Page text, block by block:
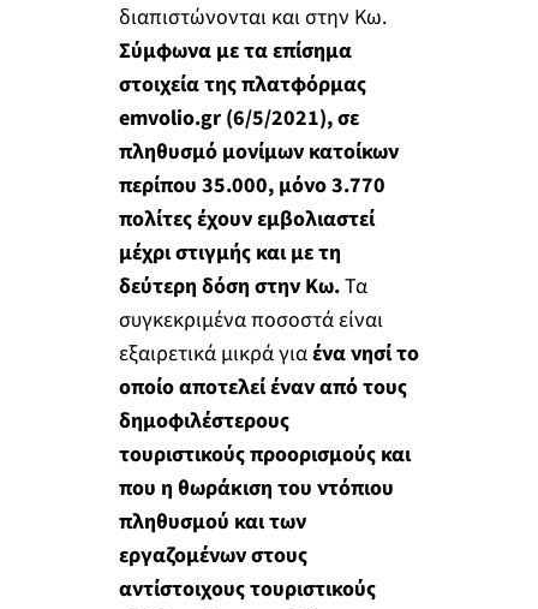
διαπιστώνονται και στην Κω.
Σύμφωνα με τα επίσημα
στοιχεία της πλατφόρμας
emvolio.gr (6/5/2021), σε
πληθυσμό μονίμων κατοίκων
περίπου 35.000, μόνο 3.770
πολίτες έχουν εμβολιαστεί
μέχρι στιγμής και με τη
δεύτερη δόση στην Κω.Τα
συγκεκριμένα ποσοστά είναι
εξαιρετικά μικρά γιαένα νησί το
οποίο αποτελεί έναν από τους
δημοφιλέστερους
τουριστικούς προορισμούς και
που η θωράκιση του ντόπιου
πληθυσμού και των
εργαζομένων στους
αντίστοιχους τουριστικούς